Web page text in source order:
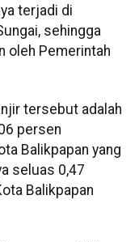
terjadi di
sehingga
oleh Pemerintah
tersebut adalah
persen
Balikpapan yang
seluas 0,47
Balikpapan